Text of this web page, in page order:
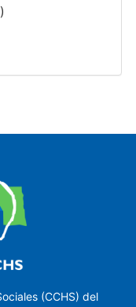
(CCHS) del